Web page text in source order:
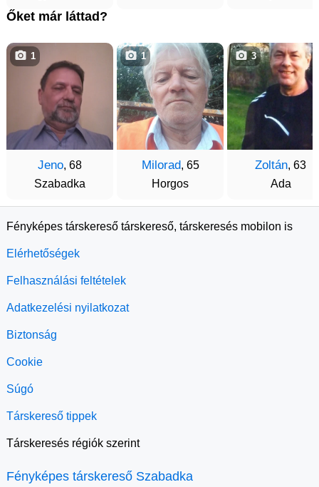
Őket már láttad?
Jeno, 68
Szabadka
1
Milorad, 65
Horgos
1
Zoltán, 63
Ada
3
Fényképes társkereső társkereső, társkeresés mobilon is
Elérhetőségek
Felhasználási feltételek
Adatkezelési nyilatkozat
Biztonság
Cookie
Súgó
Társkereső tippek
Társkeresés régiók szerint
Fényképes társkereső Szabadka